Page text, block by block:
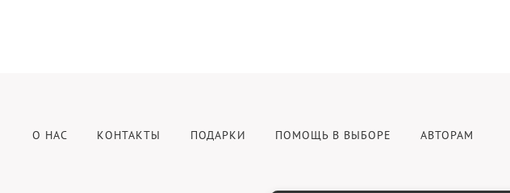
О НАС КОНТАКТЫ ПОДАРКИ ПОМОЩЬ В ВЫБОРЕ АВТОРАМ